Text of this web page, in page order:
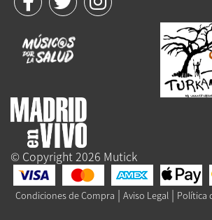
© Copyright 2026 Mutick
Condiciones de Compra | Aviso Legal | Política